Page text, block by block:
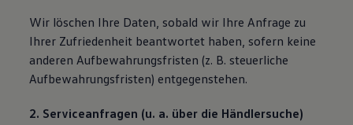
Wir löschen Ihre Daten, sobald wir Ihre Anfrage zu
Ihrer Zufriedenheit beantwortet haben, sofern keine
anderen Aufbewahrungsfristen (z. B. steuerliche
Aufbewahrungsfristen) entgegenstehen.
2. Serviceanfragen (u. a. über die Händlersuche)